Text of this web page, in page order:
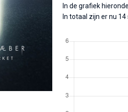
In de grafiek
In totaal zijn er nu